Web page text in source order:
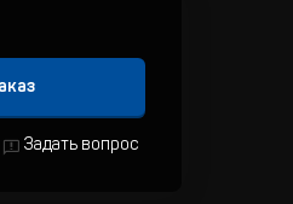
Задать вопрос